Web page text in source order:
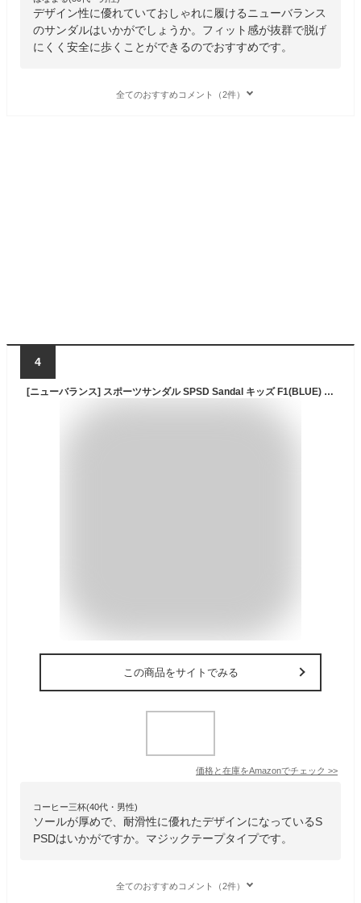
デザイン性に優れていておしゃれに履けるニューバランス
のサンダルはいかがでしょうか。フィット感が抜群で脱げ
にくく安全に歩くことができるのでおすすめです。
全てのおすすめコメント（2件）
4
[ニューバランス] スポーツサンダル SPSD Sandal キッズ F1(BLUE) 19.0 cm M
この商品をサイトでみる
価格と在庫をAmazonでチェック >>
コーヒー三杯(40代・男性)
ソールが厚めで、耐滑性に優れたデザインになっているS
PSDはいかがですか。マジックテープタイプです。
全てのおすすめコメント（2件）